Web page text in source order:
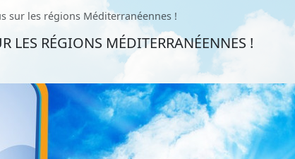
sur les régions Méditerranéennes !
LES RÉGIONS MÉDITERRANÉENNES !